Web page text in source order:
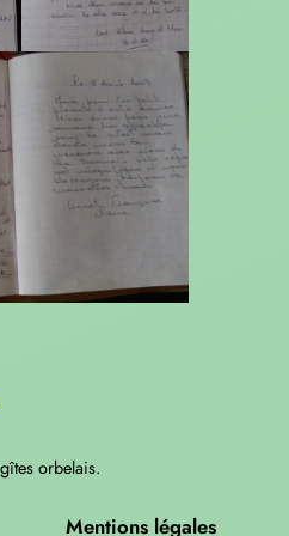
orbelais.
Mentions légales